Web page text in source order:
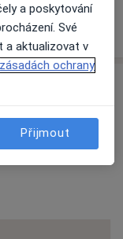
a poskytování
Své
a aktualizovat v
zásadách ochrany
Přijmout